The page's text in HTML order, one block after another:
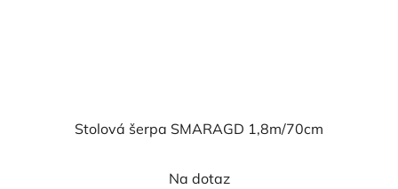
Stolová šerpa SMARAGD 1,8m/70cm
Na dotaz